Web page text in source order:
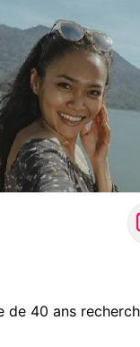
de 40 ans